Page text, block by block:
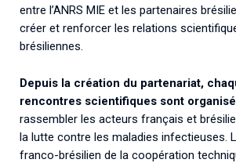
entre l’ANRS MIE et les partenaires
créer et renforcer les relations
brésiliennes.
Depuis la création du partenariat,
rencontres scientifiques sont
rassembler les acteurs français et
la lutte contre les maladies infectieuses.
franco-brésilien de la coopération